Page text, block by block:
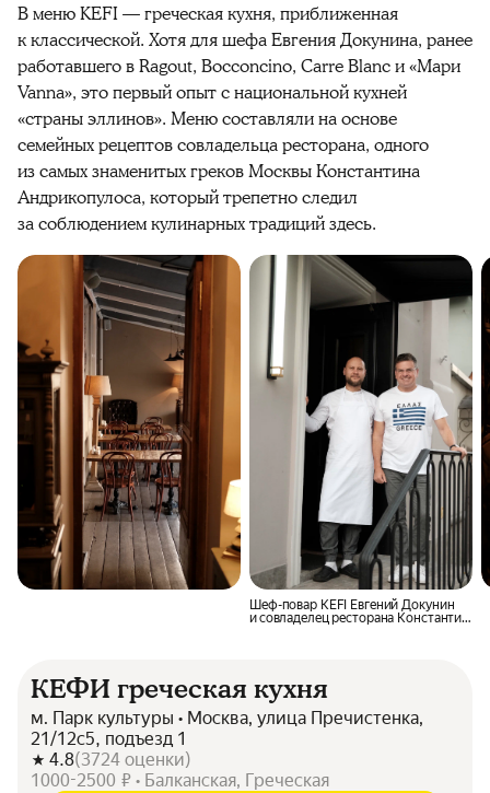
В меню KEFI — греческая кухня, приближенная
к классической. Хотя для шефа Евгения Докунина, ранее
работавшего в Ragout, Bocconcino, Carre Blanc и «Мари
Vanna», это первый опыт с национальной кухней
«страны эллинов». Меню составляли на основе
семейных рецептов совладельца ресторана, одного
из самых знаменитых греков Москвы Константина
Андрикопулоса, который трепетно следил
за соблюдением кулинарных традиций здесь.
Шеф-повар KEFI Евгений Докунин
и совладелец ресторана Константин
КЕФИ греческая кухня
м. Парк культуры • Москва, улица Пречистенка,
21/12с5, подъезд 1
4.8(3724 оценки)
1000-2500 ₽ • Балканская, Греческая